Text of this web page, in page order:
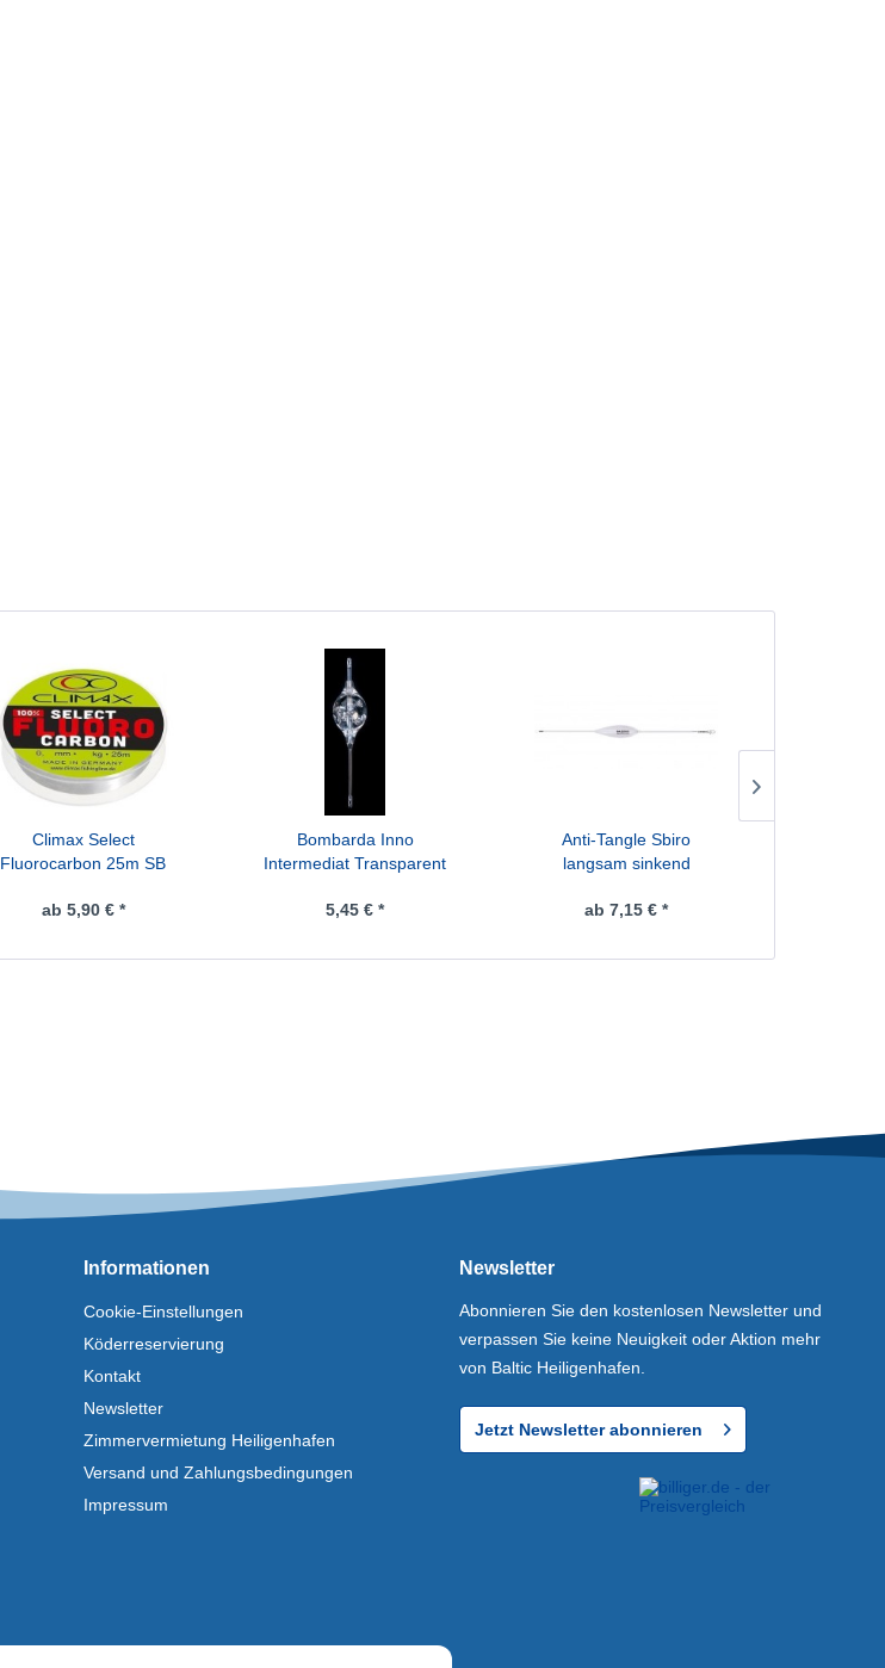
Climax Select
Fluorocarbon 25m SB
ab 5,90 € *
Bombarda Inno
Intermediat Transparent
5,45 € *
Anti-Tangle Sbiro
langsam sinkend
ab 7,15 € *
Informationen
Cookie-Einstellungen
Köderreservierung
Kontakt
Newsletter
Zimmervermietung Heiligenhafen
Versand und Zahlungsbedingungen
Impressum
Newsletter
Abonnieren Sie den kostenlosen Newsletter und
verpassen Sie keine Neuigkeit oder Aktion mehr
von Baltic Heiligenhafen.
Jetzt Newsletter abonnieren